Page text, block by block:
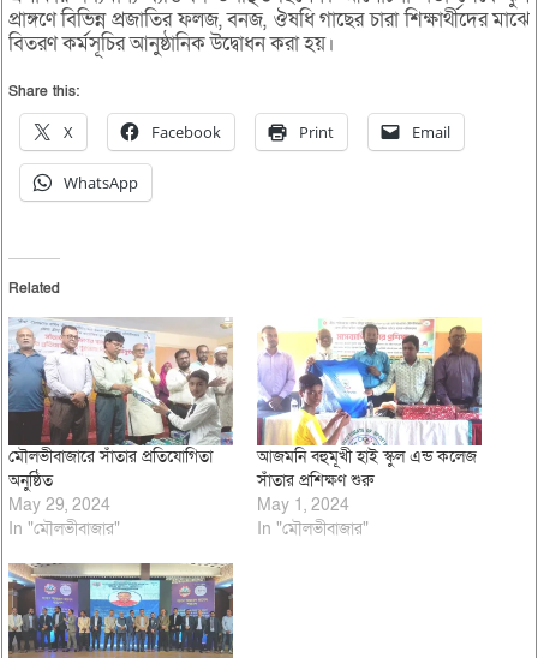
প্রাঙ্গণে বিভিন্ন প্রজাতির ফলজ, বনজ, ঔষধি গাছের চারা শিক্ষার্থীদের মাঝে
বিতরণ কর্মসূচির আনুষ্ঠানিক উদ্বোধন করা হয়।
Share this:
X Facebook Print Email
WhatsApp
Related
মৌলভীবাজারে সাঁতার প্রতিযোগিতা
অনুষ্ঠিত
May 29, 2024
In "মৌলভীবাজার"
আজমনি বহুমূখী হাই স্কুল এন্ড কলেজ
সাঁতার প্রশিক্ষণ শুরু
May 1, 2024
In "মৌলভীবাজার"